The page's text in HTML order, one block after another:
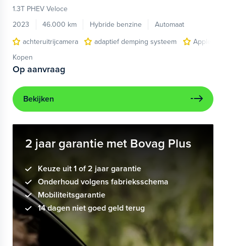
1.3T PHEV Veloce
2023
46.000 km Hybride benzine
Automaat
achteruitrijcamera
adaptief demping systeem
Apple
Kopen
Op aanvraag
Bekijken
2 jaar garantie met Bovag Plus
Keuze uit 1 of 2 jaar garantie
Onderhoud volgens fabrieksschema
Mobiliteitsgarantie
14 dagen niet goed geld terug